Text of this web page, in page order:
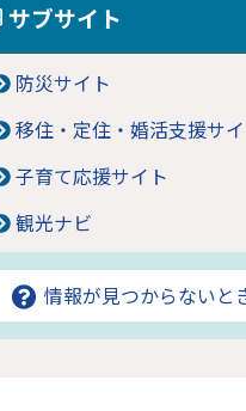
サブサイト
防災サイト
移住・定住・婚活支援サ
子育て応援サイト
観光ナビ
情報が見つからないと